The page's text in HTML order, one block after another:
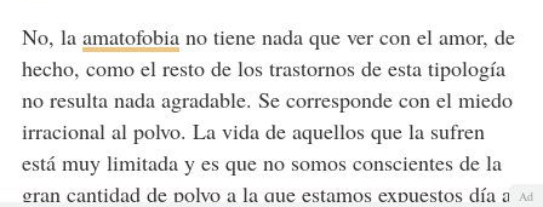
No, la amatofobiano tiene nada que ver con el amor, de
hecho, como el resto de los trastornos de esta tipología
no resulta nada agradable. Se corresponde con el miedo
irracional al polvo. La vida de aquellos que la sufren
está muy limitada y es que no somos conscientes de la
gran cantidad de polvo a la que estamos expuestos día a Ad